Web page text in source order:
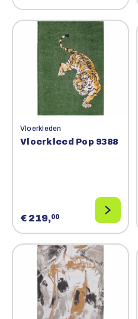
Vloerkleden
Vloerkleed Pop 9388
€ 219,00